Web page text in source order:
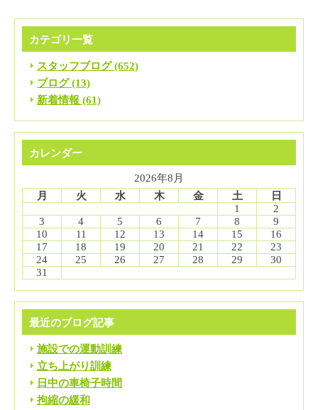
カテゴリ一覧
スタッフブログ (652)
ブログ (13)
新着情報 (61)
カレンダー
2026年8月
月
火 水 木 金 土
日
1
2
3
4 5 6 7 8
9
10
11 12 13 14 15
16
17
18 19 20 21 22
23
24
25 26 27 28 29
30
31
最近のブログ記事
施設での運動訓練
立ち上がり訓練
日中の車椅子時間
拘縮の緩和